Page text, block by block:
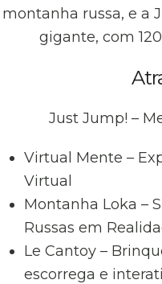
montanha russa, e a
gigante, com
Just Jump! –
Virtual Mente –
Virtual
Montanha Loka –
Russas em
Le Cantoy –
escorrega e